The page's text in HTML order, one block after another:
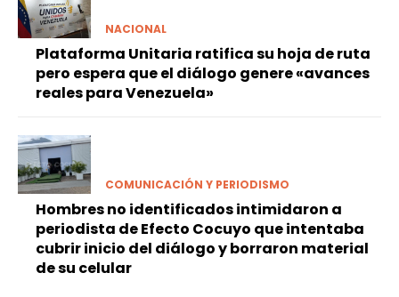
NACIONAL
Plataforma Unitaria ratifica su hoja de ruta
pero espera que el diálogo genere «avances
reales para Venezuela»
COMUNICACIÓN Y PERIODISMO
Hombres no identificados intimidaron a
periodista de Efecto Cocuyo que intentaba
cubrir inicio del diálogo y borraron material
de su celular